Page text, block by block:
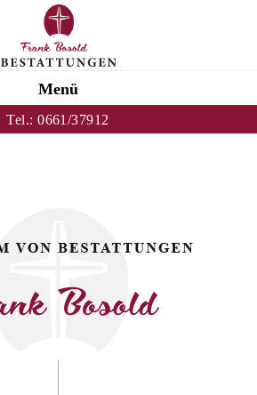
Menü
Tel.:0661/37912
HOMEPAGE